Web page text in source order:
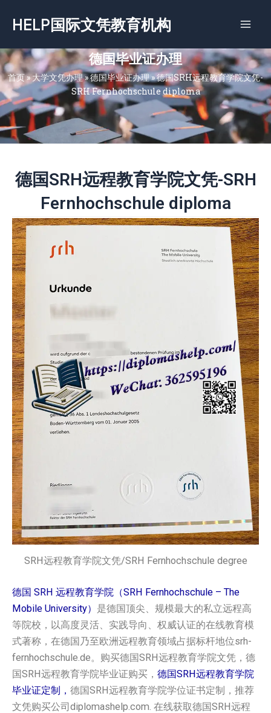
容
HELP国际文凭教育机构
德国毕业证办理
首页»大学文凭办理»德国毕业证办理»德国SRH远程教育学院文凭-
SRH Fernhochschule diploma
德国SRH远程教育学院文凭-SRH
Fernhochschule diploma
SRH远程教育学院文凭/SRH Fernhochschule degree
德国 SRH 远程教育学院（SRH Fernhochschule – The
Mobile University） 是德国顶尖、规模最大的私立远程高
等院校，以高度灵活、实践导向、权威认证的在线教育模
式著称，在德国乃至欧洲远程教育领域占据标杆地位srh-
fernhochschule.de。购买德国SRH远程教育学院‌‌‌‌‌‌‌‌‌文凭，德
国SRH远程教育学院‌‌‌‌‌‌‌‌‌毕业证购买， 德国SRH远程教育学院‌‌‌‌‌‌‌‌‌
毕业证定制， 德国SRH远程教育学院‌‌‌‌‌‌‌‌‌学位证书定制，推荐
文凭购买公司diplomashelp.com. 在线获取德国SRH远程